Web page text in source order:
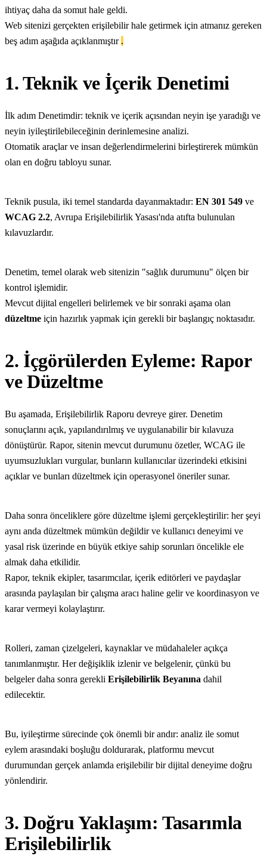
ihtiyaç daha da somut hale geldi.
Web sitenizi gerçekten erişilebilir hale getirmek için atmanız gereken
beş adım aşağıda açıklanmıştır .
1. Teknik ve İçerik Denetimi
İlk adım Denetimdir: teknik ve içerik açısından neyin işe yaradığı ve
neyin iyileştirilebileceğinin derinlemesine analizi.
Otomatik araçlar ve insan değerlendirmelerini birleştirerek mümkün
olan en doğru tabloyu sunar.
Teknik pusula, iki temel standarda dayanmaktadır: EN 301 549 ve
WCAG 2.2, Avrupa Erişilebilirlik Yasası'nda atıfta bulunulan
kılavuzlardır.
Denetim, temel olarak web sitenizin "sağlık durumunu" ölçen bir
kontrol işlemidir.
Mevcut dijital engelleri belirlemek ve bir sonraki aşama olan
düzeltme için hazırlık yapmak için gerekli bir başlangıç noktasıdır.
2. İçgörülerden Eyleme: Rapor
ve Düzeltme
Bu aşamada, Erişilebilirlik Raporu devreye girer. Denetim
sonuçlarını açık, yapılandırılmış ve uygulanabilir bir kılavuza
dönüştürür. Rapor, sitenin mevcut durumunu özetler, WCAG ile
uyumsuzlukları vurgular, bunların kullanıcılar üzerindeki etkisini
açıklar ve bunları düzeltmek için operasyonel öneriler sunar.
Daha sonra önceliklere göre düzeltme işlemi gerçekleştirilir: her şeyi
aynı anda düzeltmek mümkün değildir ve kullanıcı deneyimi ve
yasal risk üzerinde en büyük etkiye sahip sorunları öncelikle ele
almak daha etkilidir.
Rapor, teknik ekipler, tasarımcılar, içerik editörleri ve paydaşlar
arasında paylaşılan bir çalışma aracı haline gelir ve koordinasyon ve
karar vermeyi kolaylaştırır.
Rolleri, zaman çizelgeleri, kaynaklar ve müdahaleler açıkça
tanımlanmıştır. Her değişiklik izlenir ve belgelenir, çünkü bu
belgeler daha sonra gerekli Erişilebilirlik Beyanına dahil
edilecektir.
Bu, iyileştirme sürecinde çok önemli bir andır: analiz ile somut
eylem arasındaki boşluğu doldurarak, platformu mevcut
durumundan gerçek anlamda erişilebilir bir dijital deneyime doğru
yönlendirir.
3. Doğru Yaklaşım: Tasarımla
Erişilebilirlik